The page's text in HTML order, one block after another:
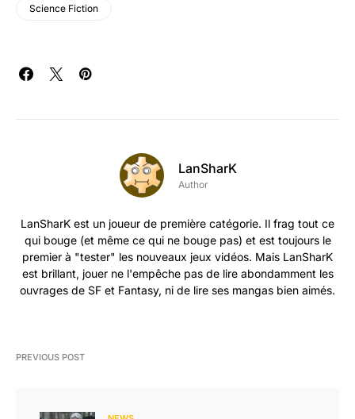
Science Fiction
LanSharK
Author
LanSharK est un joueur de première catégorie. Il frag tout ce
qui bouge (et même ce qui ne bouge pas) et est toujours le
premier à "tester" les nouveaux jeux vidéos. Mais LanSharK
est brillant, jouer ne l'empêche pas de lire abondamment les
ouvrages de SF et Fantasy, ni de lire ses mangas bien aimés.
PREVIOUS POST